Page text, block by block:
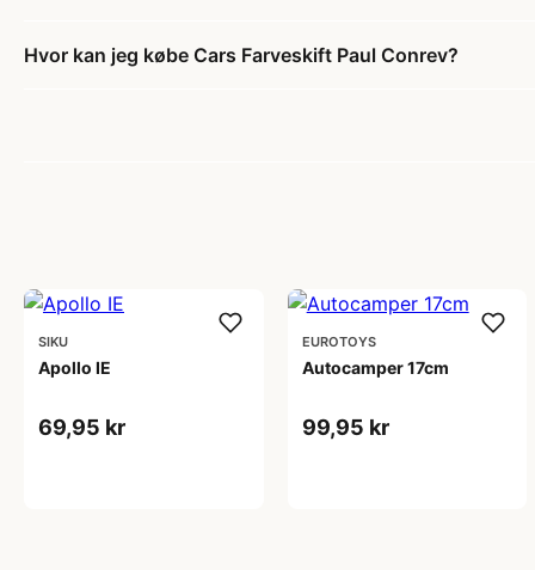
Hvor kan jeg købe Cars Farveskift Paul Conrev?
SIKU
Apollo IE
69,95 kr
EUROTOYS
Autocamper 17cm
99,95 kr